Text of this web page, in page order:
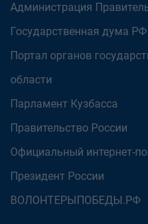
Администрация
Государственная дума РФ
Портал органов
области
Парламент Кузбасса
Правительство России
Официальный интернет-
Президент России
ВОЛОНТЕРЫПОБЕДЫ.РФ